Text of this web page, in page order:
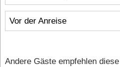
Vor der Anreise
Andere Gäste empfehlen